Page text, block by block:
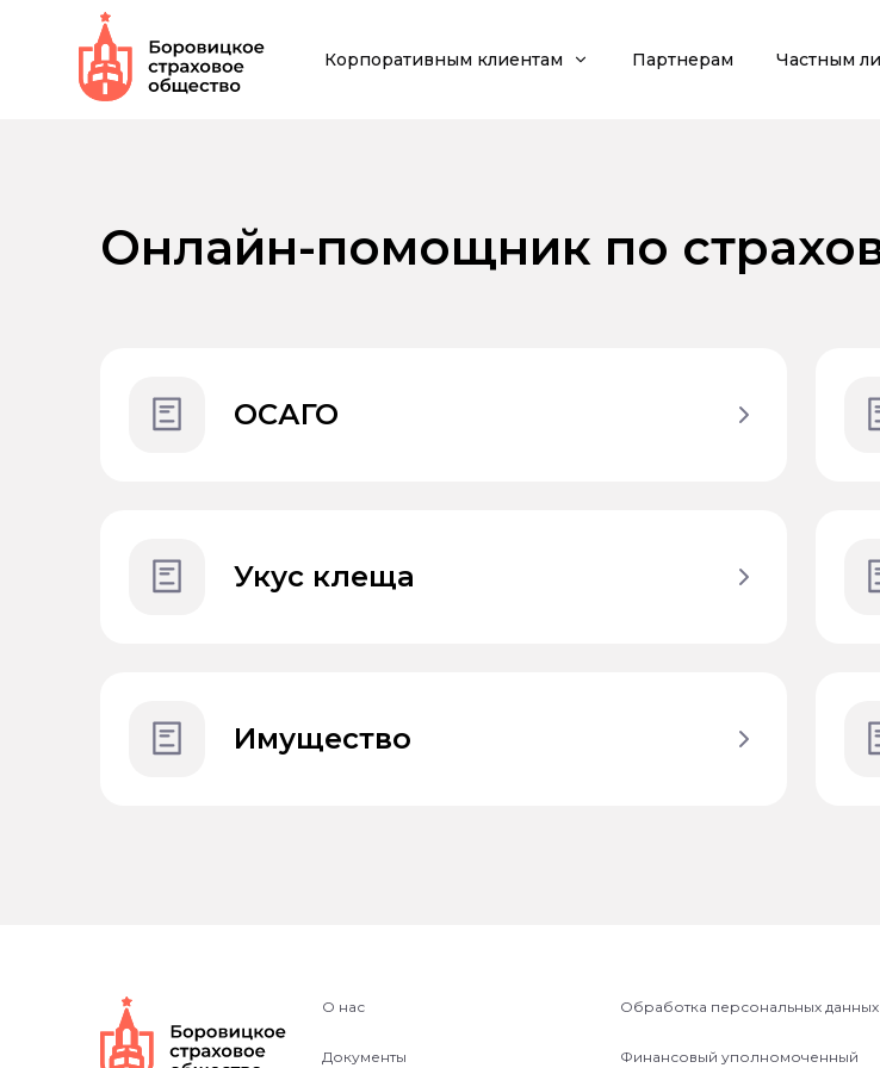
Корпоративным клиентам Партнерам Частным
Онлайн-помощник по
ОСАГО
Укус клеща
Имущество
О нас
Документы
Обработка персональных данных
Финансовый уполномоченный